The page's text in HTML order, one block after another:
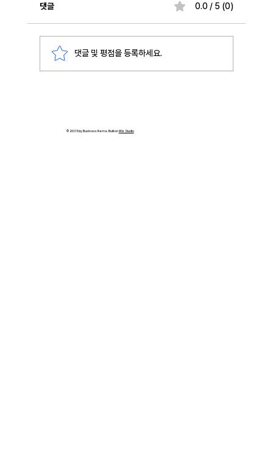
댓글 0.0 / 5 (0)
댓글 및 평점을 등록하세요.
© 2035 by Business Name. Built onWix Studio